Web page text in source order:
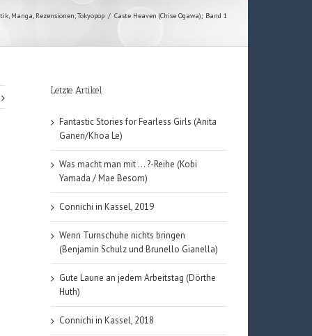
, Manga, Rezensionen,Tokyopop / Caste Heaven (Chise Ogawa); Band 1
Letzte Artikel
Fantastic Stories for Fearless Girls (Anita
Ganeri/Khoa Le)
Was macht man mit … ?-Reihe (Kobi
Yamada / Mae Besom)
Connichi in Kassel, 2019
Wenn Turnschuhe nichts bringen
(Benjamin Schulz und Brunello Gianella)
Gute Laune an jedem Arbeitstag (Dörthe
Huth)
Connichi in Kassel, 2018